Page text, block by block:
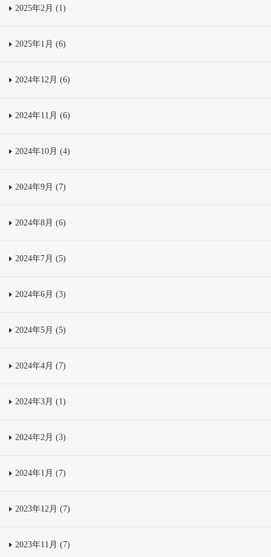
2025年2月 (1)
2025年1月 (6)
2024年12月 (6)
2024年11月 (6)
2024年10月 (4)
2024年9月 (7)
2024年8月 (6)
2024年7月 (5)
2024年6月 (3)
2024年5月 (5)
2024年4月 (7)
2024年3月 (1)
2024年2月 (3)
2024年1月 (7)
2023年12月 (7)
2023年11月 (7)